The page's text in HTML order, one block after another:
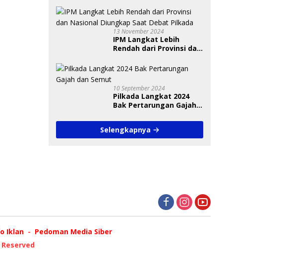
Pemilih
13 November 2024
IPM Langkat Lebih
Rendah dari Provinsi dan
Debat Pilkada
10 September 2024
Pilkada Langkat 2024
Bak Pertarungan Gajah
Selengkapnya
Iklan
Pedoman Media Siber